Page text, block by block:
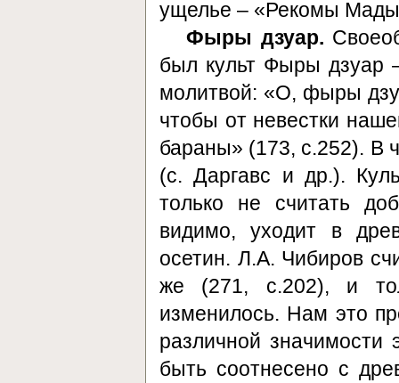
ущелье – «Рекомы
Фыры дзуар.
был культ Фыры дзуар
молитвой: «О, фыры
чтобы от невестки
бараны» (173, с.252). В
(с. Даргавс и др.).
только не считать
видимо, уходит в
осетин. Л.А. Чибиров
же (271, с.202), и
изменилось. Нам это
различной
быть соотнесено с